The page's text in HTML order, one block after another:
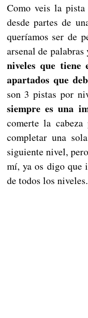
Como veis la
desde partes de
queríamos ser de
arsenal de
niveles que tiene
apartados que
son 3 pistas por
siempre es una
comerte la
completar una
siguiente nivel,
mí, ya os digo que
de todos los niveles.